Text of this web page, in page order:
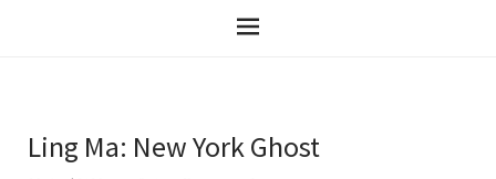
Ling Ma: New York Ghost